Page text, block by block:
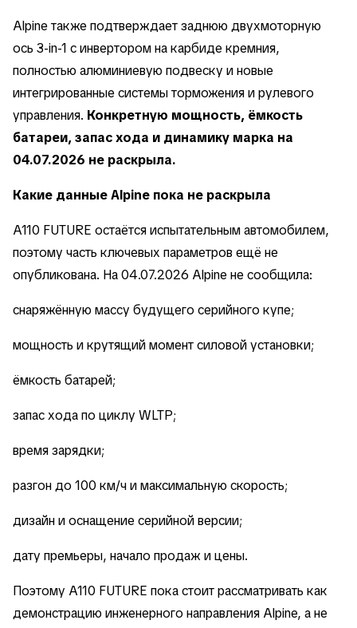
Alpine также подтверждает заднюю двухмоторную
ось 3-in-1 с инвертором на карбиде кремния,
полностью алюминиевую подвеску и новые
интегрированные системы торможения и рулевого
управления. Конкретную мощность, ёмкость
батареи, запас хода и динамику марка на
04.07.2026 не раскрыла.
Какие данные Alpine пока не раскрыла
A110 FUTURE остаётся испытательным автомобилем,
поэтому часть ключевых параметров ещё не
опубликована. На 04.07.2026 Alpine не сообщила:
снаряжённую массу будущего серийного купе;
мощность и крутящий момент силовой установки;
ёмкость батарей;
запас хода по циклу WLTP;
время зарядки;
разгон до 100 км/ч и максимальную скорость;
дизайн и оснащение серийной версии;
дату премьеры, начало продаж и цены.
Поэтому A110 FUTURE пока стоит рассматривать как
демонстрацию инженерного направления Alpine, а не